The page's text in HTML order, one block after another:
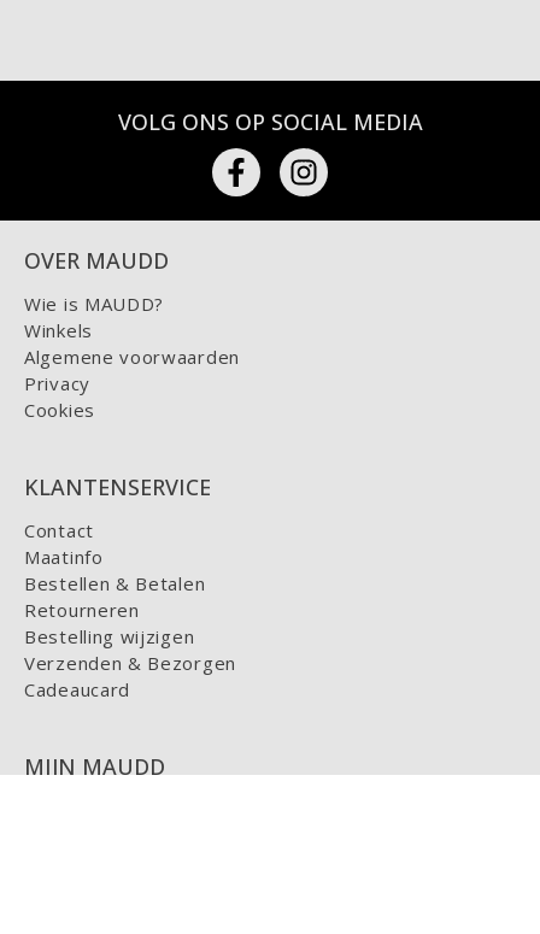
VOLG ONS OP SOCIAL MEDIA
OVER MAUDD
Wie is MAUDD?
Winkels
Algemene voorwaarden
Privacy
Cookies
KLANTENSERVICE
Contact
Maatinfo
Bestellen & Betalen
Retourneren
Bestelling wijzigen
Verzenden & Bezorgen
Cadeaucard
MIJN MAUDD